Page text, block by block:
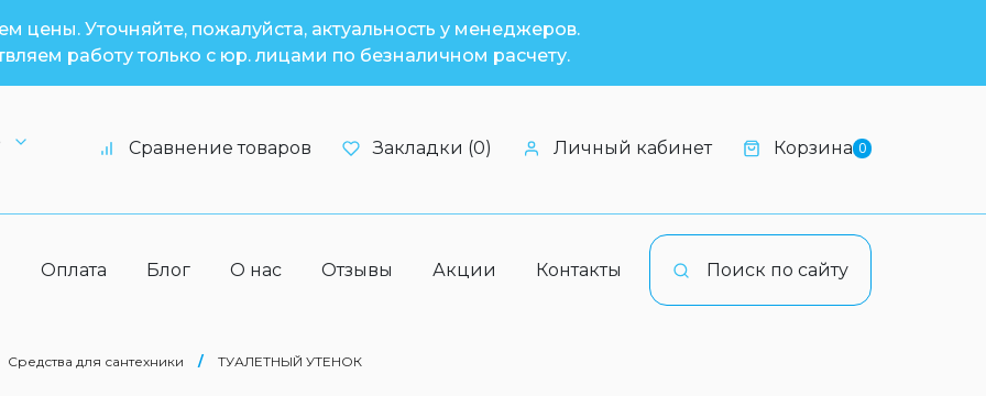
цены. Уточняйте, пожалуйста, актуальность у менеджеров.
работу только с юр. лицами по безналичном расчету.
Сравнение товаров Закладки (0) Личный кабинет Корзина 0
Поиск по сайту
Оплата Блог О нас Отзывы Акции Контакты
Средства для сантехники / ТУАЛЕТНЫЙ УТЕНОК